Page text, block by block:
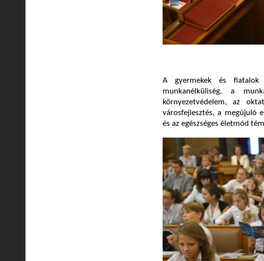
A gyermekek és fiatalok
munkanélküliség, a
környezetvédelem, az
városfejlesztés, a megújuló
és az egészséges életmód